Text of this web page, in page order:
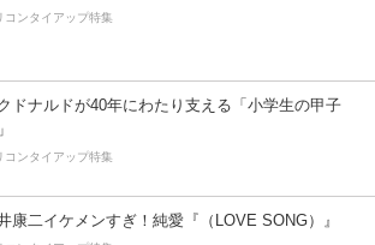
コンタイアップ特集
ドナルドが40年にわたり支える「小学生の甲子
コンタイアップ特集
康二イケメンすぎ！純愛『（LOVE SONG）』